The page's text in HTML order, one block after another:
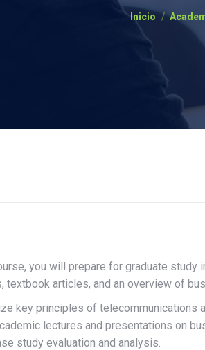
Estás aquí:
Inicio
you will prepare for graduate study
textbook articles, and an overview of
key principles of telecommunications
lectures and presentations on
study evaluation and analysis.